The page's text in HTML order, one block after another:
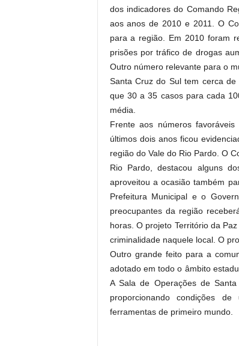
dos indicadores do Comando
aos anos de 2010 e 2011. O
para a região. Em 2010 foram
prisões por tráfico de drogas
Outro número relevante para o
Santa Cruz do Sul tem cerca
que 30 a 35 casos para cada
média.
Frente aos números
últimos dois anos ficou
região do Vale do Rio Pardo. O
Rio Pardo, destacou alguns
aproveitou a ocasião também
Prefeitura Municipal e o
preocupantes da região
horas. O projeto Território da
criminalidade naquele local. O
Outro grande feito para a
adotado em todo o âmbito
A Sala de Operações de
proporcionando condições
ferramentas de primeiro mundo.